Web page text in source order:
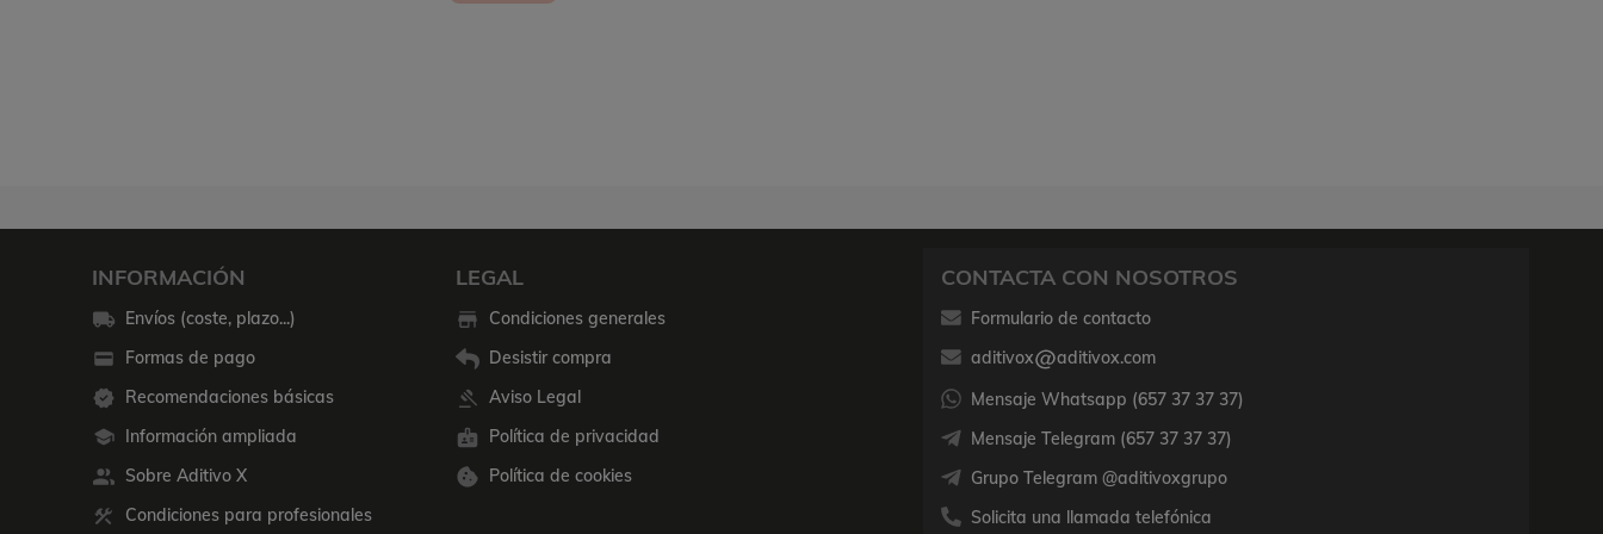
INFORMACIÓN
Envíos (coste, plazo...)
Formas de pago
Recomendaciones básicas
Información ampliada
Sobre Aditivo X
Condiciones para profesionales
LEGAL
Condiciones generales
Desistir compra
Aviso Legal
Política de privacidad
Política de cookies
CONTACTA CON NOSOTROS
Formulario de contacto
aditivox
aditivox.com
Mensaje Whatsapp (657 37 37 37)
Mensaje Telegram (657 37 37 37)
Grupo Telegram @aditivoxgrupo
Solicita una llamada telefónica